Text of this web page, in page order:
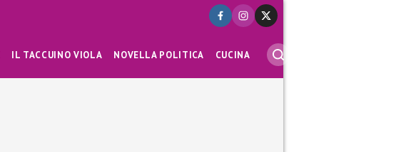
IL TACCUINO VIOLA NOVELLA POLITICA CUCINA